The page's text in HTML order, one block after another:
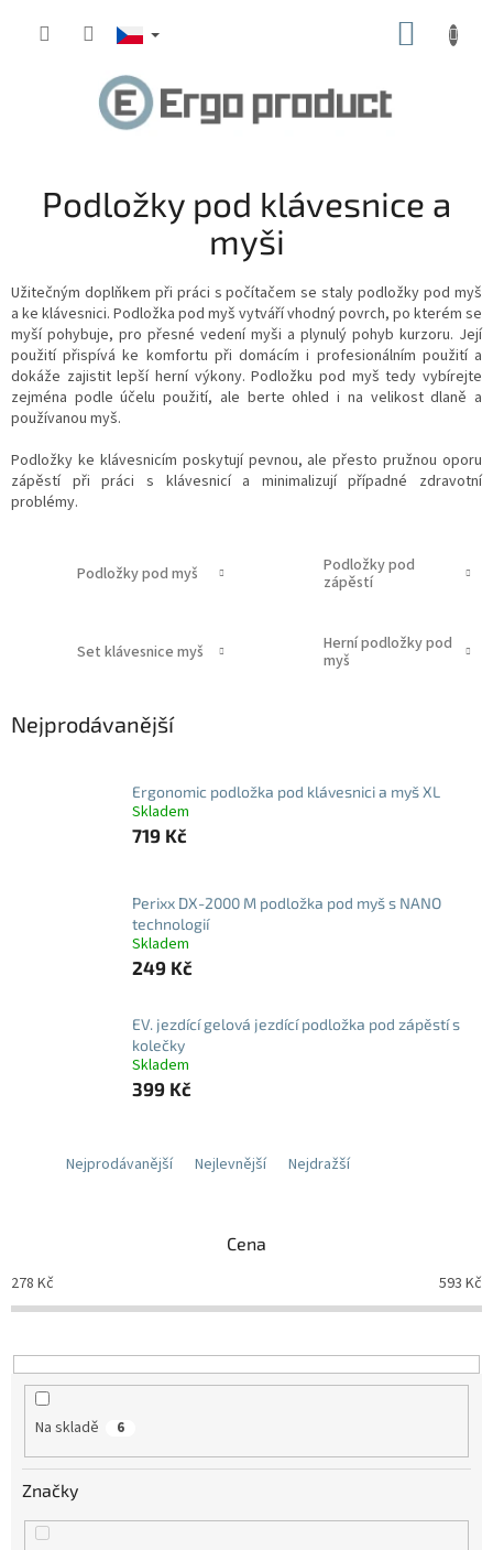
Podložky pod klávesnice a
myši
Užitečným doplňkem při práci s počítačem se staly podložky pod myš
a ke klávesnici. Podložka pod myš vytváří vhodný povrch, po kterém se
myší pohybuje, pro přesné vedení myši a plynulý pohyb kurzoru. Její
použití přispívá ke komfortu při domácím i profesionálním použití a
dokáže zajistit lepší herní výkony. Podložku pod myš tedy vybírejte
zejména podle účelu použití, ale berte ohled i na velikost dlaně a
používanou myš.
Podložky ke klávesnicím poskytují pevnou, ale přesto pružnou oporu
zápěstí při práci s klávesnicí a minimalizují případné zdravotní
problémy.
Podložky pod myš
Podložky pod
zápěstí
Set klávesnice myš
Herní podložky pod
myš
Nejprodávanější
Ergonomic podložka pod klávesnici a myš XL
Skladem
719 Kč
Perixx DX-2000 M podložka pod myš s NANO
technologií
Skladem
249 Kč
EV. jezdící gelová jezdící podložka pod zápěstí s
kolečky
Skladem
399 Kč
Nejprodávanější Nejlevnější Nejdražší
Cena
278 Kč 593 Kč
Na skladě 6
Značky